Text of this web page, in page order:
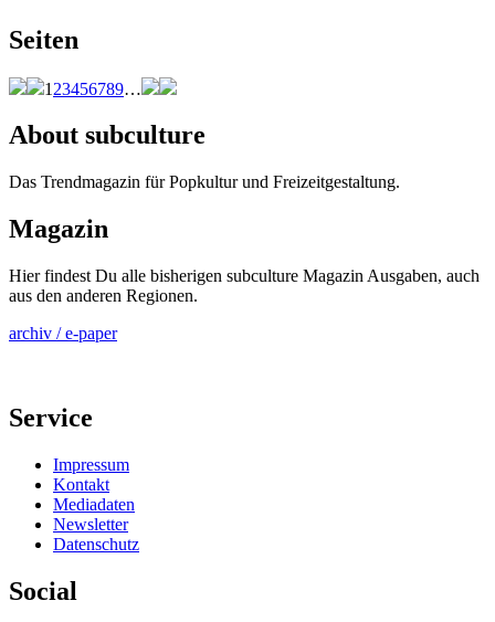
Seiten
1 23456789…
About subculture
Das Trendmagazin für Popkultur und Freizeitgestaltung.
Magazin
Hier findest Du alle bisherigen subculture Magazin Ausgaben, auch
aus den anderen Regionen.
archiv / e-paper
Service
Impressum
Kontakt
Mediadaten
Newsletter
Datenschutz
Social